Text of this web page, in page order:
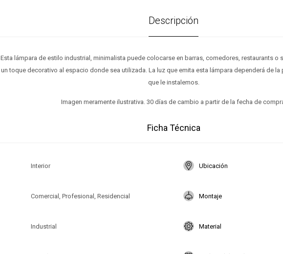
Descripción
Esta lámpara de estilo industrial, minimalista puede colocarse en barras, comedores, restaurants o
un toque decorativo al espacio donde sea utilizada. La luz que emita esta lámpara dependerá de la
que le instalemos.
Imagen meramente ilustrativa. 30 días de cambio a partir de la fecha de
Ficha Técnica
Interior Ubicación
Comercial, Profesional, Residencial Montaje
Industrial Material